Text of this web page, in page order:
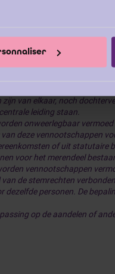
volgende bepaalt:
van elkaar, noch
leiding staan.
onweerlegbaar
deze vennootschappen
of uit statutaire
voor het merendeel
vennootschappen
de stemrechten
personen. De
op de aandelen of